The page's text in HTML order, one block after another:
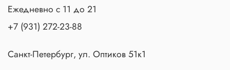
Ежедневно с 11 до 21
+7 (931) 272-23-88
Санкт-Петербург, ул. Оптиков 51к1